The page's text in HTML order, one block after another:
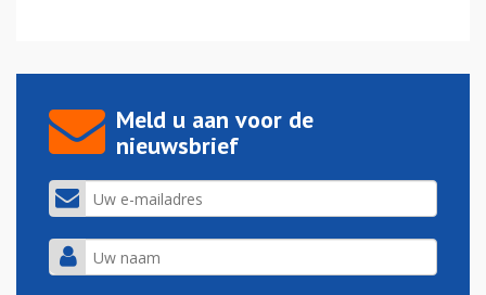
Meld u aan voor de
nieuwsbrief